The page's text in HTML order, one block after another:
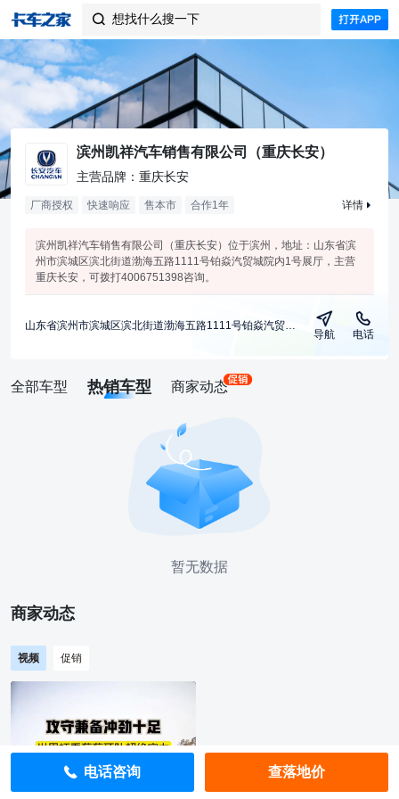
 想找什么搜一下
滨州凯祥汽车销售有限公司（重庆长安）
主营品牌：重庆长安
厂商授权 快速响应 售本市 合作1年 详情
滨州凯祥汽车销售有限公司（重庆长安）位于滨州，地址：山东省滨
州市滨城区滨北街道渤海五路1111号铂焱汽贸城院内1号展厅，主营
重庆长安，可拨打4006751398咨询。
山东省滨州市滨城区滨北街道渤海五路1111号铂焱汽贸城院内1号展厅
导航 电话
全部车型 热销车型 商家动态
暂无数据
商家动态
视频 促销
电话咨询 查落地价